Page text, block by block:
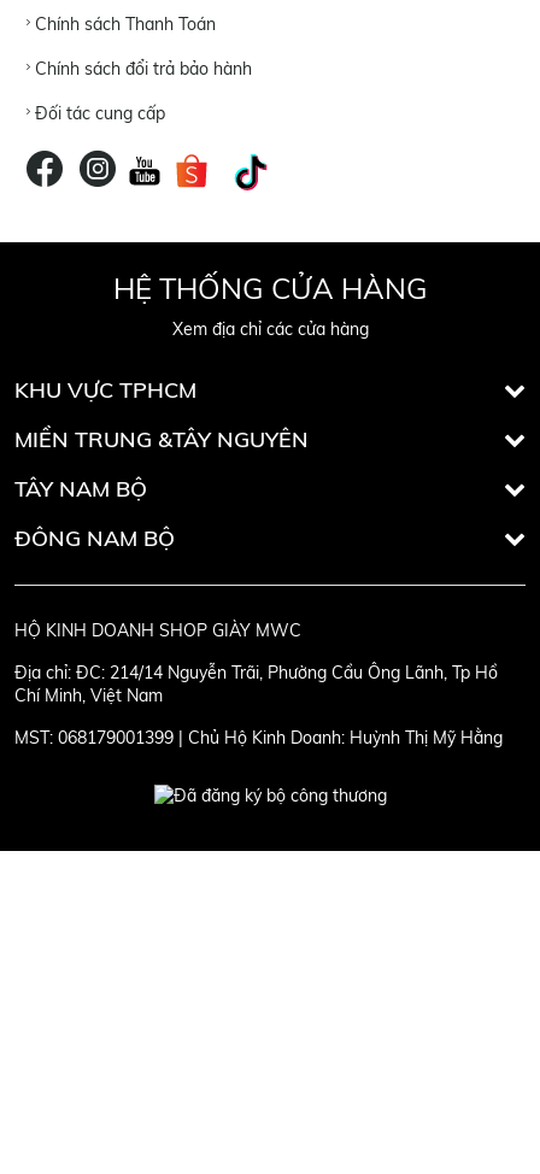
Chính sách Thanh Toán
Chính sách đổi trả bảo hành
Đối tác cung cấp
HỆ THỐNG CỬA HÀNG
Xem địa chỉ các cửa hàng
KHU VỰC TPHCM
MIỀN TRUNG &TÂY NGUYÊN
TÂY NAM BỘ
ĐÔNG NAM BỘ
HỘ KINH DOANH SHOP GIÀY MWC
Địa chỉ: ĐC: 214/14 Nguyễn Trãi, Phường Cầu Ông Lãnh, Tp Hồ
Chí Minh, Việt Nam
MST: 068179001399 | Chủ Hộ Kinh Doanh: Huỳnh Thị Mỹ Hằng